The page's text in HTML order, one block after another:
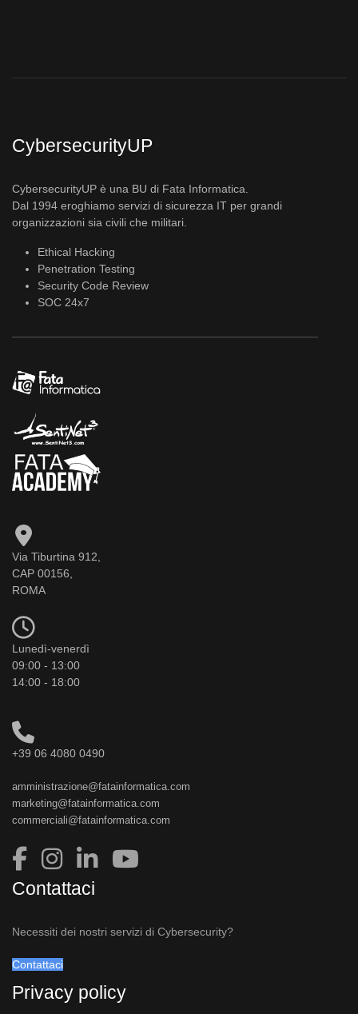
CybersecurityUP
CybersecurityUP è una BU di Fata Informatica.
Dal 1994 eroghiamo servizi di sicurezza IT per grandi
organizzazioni sia civili che militari.
Ethical Hacking
Penetration Testing
Security Code Review
SOC 24x7
Via Tiburtina 912,
CAP 00156,
ROMA
Lunedì-venerdì
09:00 - 13:00
14:00 - 18:00
+39 06 4080 0490
amministrazione@fatainformatica.com
marketing@fatainformatica.com
commerciali@fatainformatica.com
Contattaci
Necessiti dei nostri servizi di Cybersecurity?
Contattaci
Privacy policy